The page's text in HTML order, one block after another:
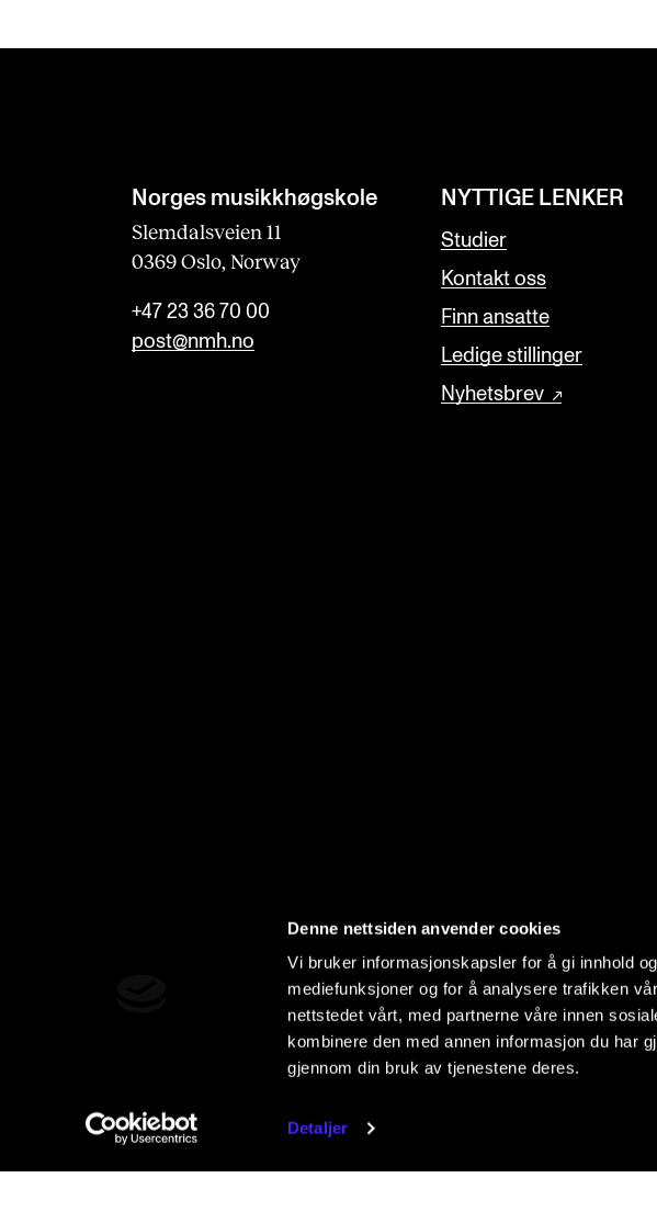
Denne nettsiden anvender cookies
Vi bruker informasjonskapsler for å gi innhold
mediefunksjoner og for å analysere trafikken
nettstedet vårt, med partnerne våre innen
kombinere den med annen informasjon du har
gjennom din bruk av tjenestene deres.
Detaljer
Norges musikk­høgskole
Slemdalsveien 11
0369 Oslo, Norway
+47 23 36 70 00
post@nmh.no
NYTTIGE LENKER
Studier
Kontakt oss
Finn ansatte
Ledige stillinger
Nyhetsbrev